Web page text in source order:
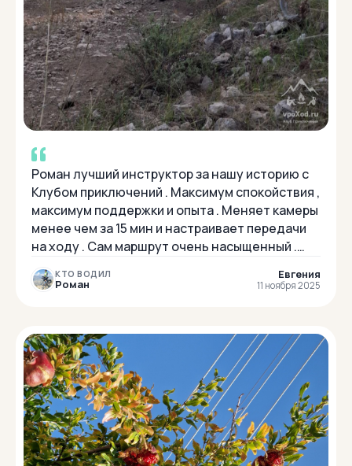
Роман лучший инструктор за нашу историю с
Клубом приключений . Максимум спокойствия ,
максимум поддержки и опыта . Меняет камеры
менее чем за 15 мин и настраивает передачи
на ходу . Сам маршрут очень насыщенный .
КТО ВОДИЛ
Роман
Евгения
11 ноября 2025